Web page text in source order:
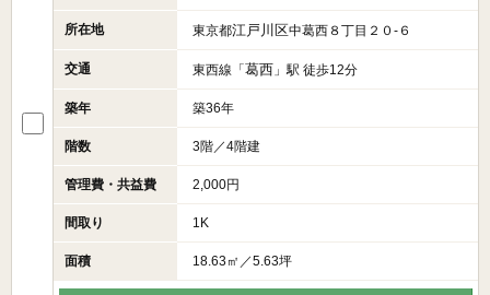
所在地 東京都江戸川区中葛西８丁目２０-６
交通 東西線「 葛西 」駅 徒歩12分
築年 築36年
階数 3階／4階建
管理費・共益費 2,000円
間取り 1K
面積 18.63㎡／5.63坪